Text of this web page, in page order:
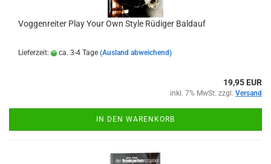
Voggenreiter Play Your Own Style Rüdiger Baldauf
Lieferzeit: ca. 3-4 Tage (Ausland abweichend)
19,95 EUR
inkl. 7% MwSt. zzgl. Versand
IN DEN WARENKORB